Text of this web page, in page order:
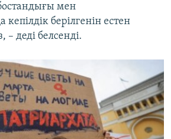
мен
берілгенін естен
деді белсенді.